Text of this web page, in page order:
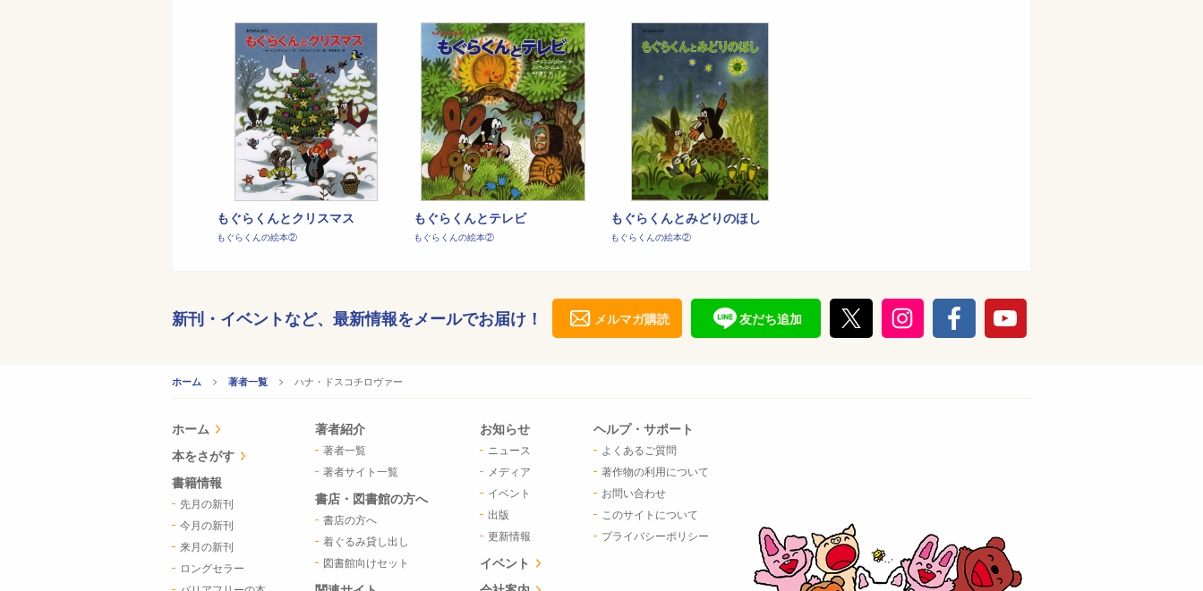
もぐらくんとクリスマス
もぐらくんの絵本②
もぐらくんとテレビ
もぐらくんの絵本②
もぐらくんとみどりのほし
もぐらくんの絵本②
新刊・イベントなど、 最新情報をメールでお届け！ メルマガ購読 友だち追加
ホーム 著者一覧 CURRENT:
ハナ・ドスコチロヴァー
ホーム
本をさがす
書籍情報
先月の新刊
今月の新刊
来月の新刊
ロングセラー
著者紹介
著者一覧
著者サイト一覧
書店・図書館の方へ
書店の方へ
着ぐるみ貸し出し
図書館向けセット
お知らせ
ニュース
メディア
イベント
出版
更新情報
イベント
ヘルプ・サポート
よくあるご質問
著作物の利用について
お問い合わせ
このサイトについて
プライバシーポリシー